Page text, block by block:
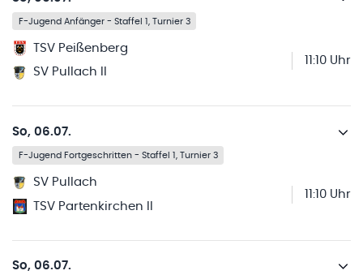
F-Jugend Anfänger - Staffel 1, Turnier 3
TSV Peißenberg
SV Pullach II
11:10 Uhr
So, 06.07.
F-Jugend Fortgeschritten - Staffel 1, Turnier 3
SV Pullach
TSV Partenkirchen II
11:10 Uhr
So, 06.07.